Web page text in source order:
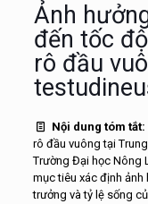
Ảnh
đến tốc
rô đầu
Nội dung tóm tắt:
rô đầu vuông tại
Trường Đại học Nông
mục tiêu xác định
trưởng và tỷ lệ sống